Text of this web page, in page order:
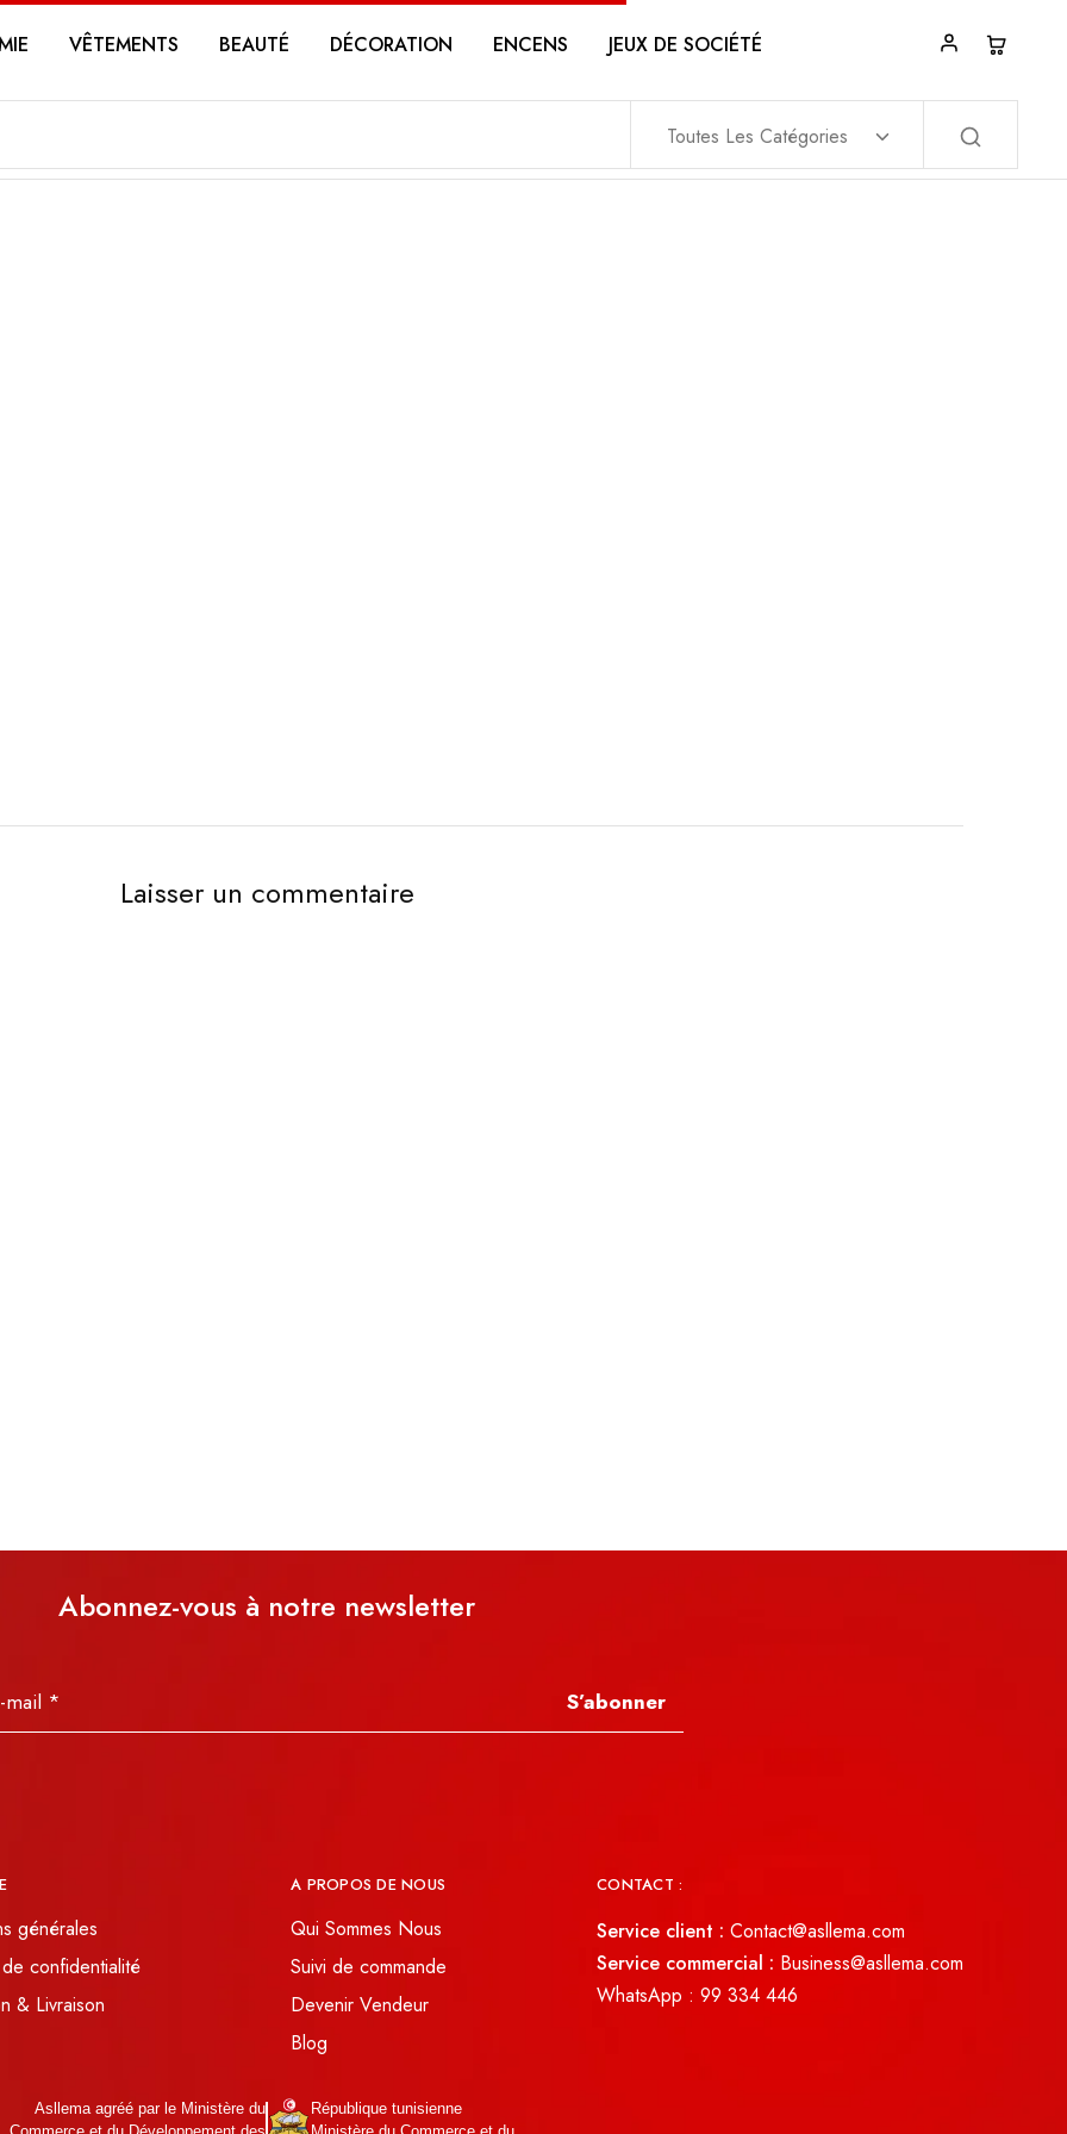
VÊTEMENTS BEAUTÉ DÉCORATION ENCENS JEUX DE SOCIÉTÉ
Toutes Les Catégories
Laisser un commentaire
Abonnez-vous à notre newsletter
S’abonner
générales
confidentialité
& Livraison
A PROPOS DE NOUS
Qui Sommes Nous
Suivi de commande
Devenir Vendeur
Blog
CONTACT :
Service client : Contact@asllema.com
Service commercial : Business@asllema.com
WhatsApp : 99 334 446
Asllema agréé par le Ministère du
République tunisienne